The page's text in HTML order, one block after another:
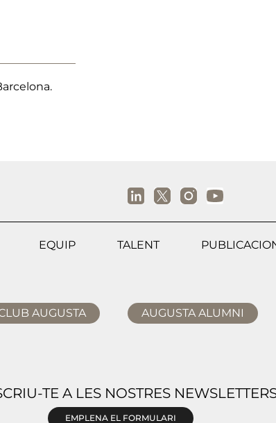
EQUIP TALENT
AUGUSTA AUGUSTA ALUMNI
TE A LES NOSTRES
EMPLENA EL FORMULARI